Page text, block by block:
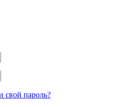
свой пароль?